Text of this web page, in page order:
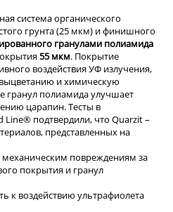
система органического
грунта (25 мкм) и финишного
гранулами полиамида
55 мкм. Покрытие
воздействия УФ излучения,
и химическую
гранул полиамида улучшает
царапин. Тесты в
Line® подтвердили, что Quarzit –
представленных на
механическим повреждениям за
покрытия и гранул
к воздействию ультрафиолета